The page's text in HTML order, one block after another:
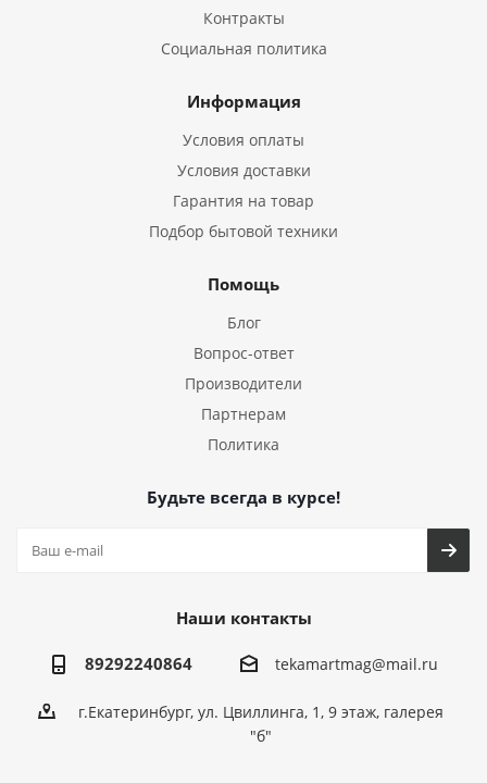
Контракты
Социальная политика
Информация
Условия оплаты
Условия доставки
Гарантия на товар
Подбор бытовой техники
Помощь
Блог
Вопрос-ответ
Производители
Партнерам
Политика
Будьте всегда в курсе!
Наши контакты
89292240864 tekamartmag@mail.ru
г.Екатеринбург, ул. Цвиллинга, 1, 9 этаж, галерея
"б"